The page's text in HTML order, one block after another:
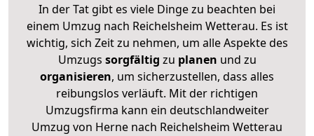
In der Tat gibt es viele Dinge zu beachten bei
einem Umzug nach Reichelsheim Wetterau. Es ist
wichtig, sich Zeit zu nehmen, um alle Aspekte des
Umzugs sorgfältig zu planen und zu
organisieren, um sicherzustellen, dass alles
reibungslos verläuft. Mit der richtigen
Umzugsfirma kann ein deutschlandweiter
Umzug von Herne nach Reichelsheim Wetterau